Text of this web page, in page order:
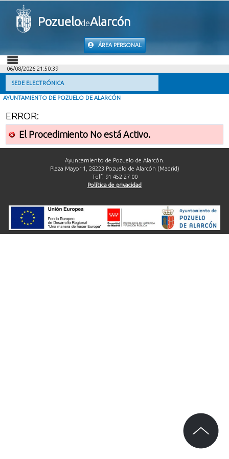
PozuelodeAlarcón
ÁREA PERSONAL
INICIO
MI CARPETA
INFORMACIÓN MUNICIPAL
AYUDA
06/08/2026 21:50:39
SEDE ELECTRÓNICA
AYUNTAMIENTO DE POZUELO DE ALARCÓN
ERROR:
El Procedimiento No está Activo.
Ayuntamiento de Pozuelo de Alarcón.
Plaza Mayor 1, 28223 Pozuelo de Alarcón (Madrid)
Telf. 91 452 27 00
Política de privacidad